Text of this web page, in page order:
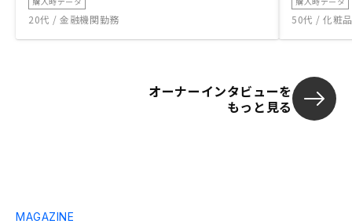
20代 / 金融機関勤務 50代 / 化粧
オーナーインタビューを
もっと見る
MAGAZINE